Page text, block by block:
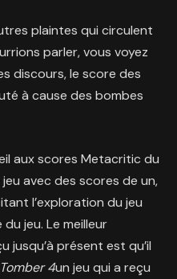
plaintes qui circulent
parler, vous voyez
discours, le score des
à cause des bombes
aux scores Metacritic du
avec des scores de un,
l’exploration du jeu
jeu. Le meilleur
jusqu’à présent est qu’il
Tomber4un jeu qui a reçu